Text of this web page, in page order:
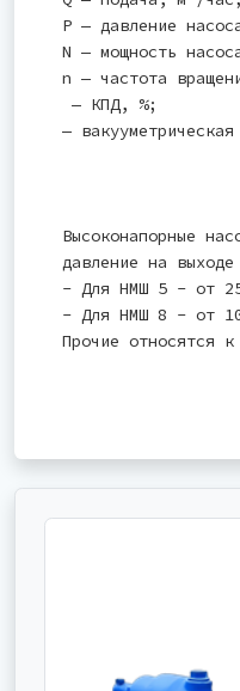
Р — давление
N — мощность
n — частота
— КПД, %;
—
Высоконапорные
давление на
- Для НМШ 5 - от
- Для НМШ 8 - от
Прочие относятся к